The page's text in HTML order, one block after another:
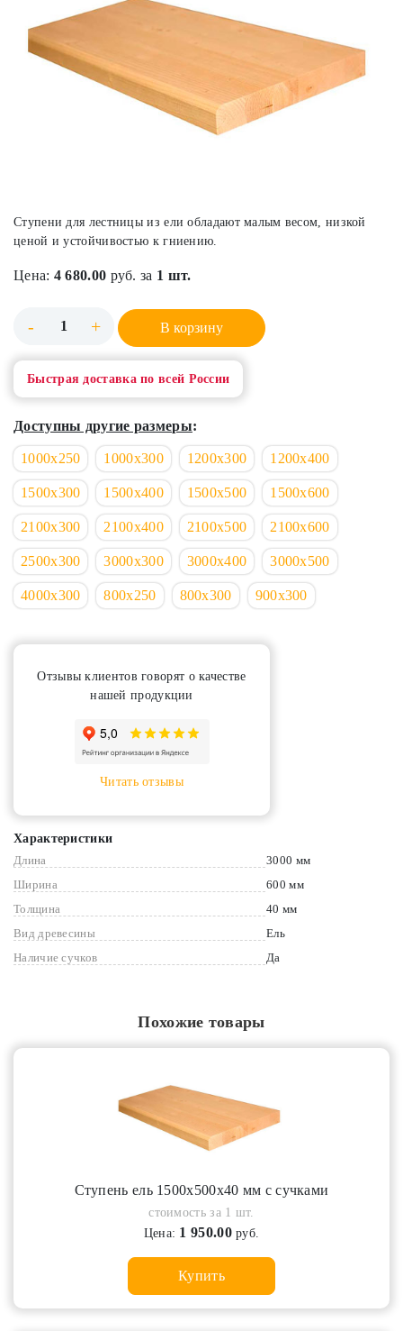
Ступени для лестницы из ели обладают малым весом, низкой
ценой и устойчивостью к гниению.
Цена: 4 680.00 руб. за 1 шт.
- + В корзину
Быстрая доставка по всей России
Доступны другие размеры:
1000х250 1000х300 1200х300 1200х400
1500х300 1500х400 1500х500 1500х600
2100х300 2100х400 2100х500 2100х600
2500х300 3000х300 3000х400 3000х500
4000х300 800х250 800х300 900х300
Отзывы клиентов говорят о качестве
нашей продукции
Читать отзывы
Характеристики
Длина
3000 мм
Ширина
600 мм
Толщина
40 мм
Вид древесины
Ель
Наличие сучков
Да
Похожие товары
Ступень ель 1500х500х40 мм с сучками
стоимость за 1 шт.
Цена: 1 950.00руб.
Купить